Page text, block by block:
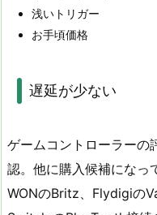
浅いトリガー
お手頃価格
遅延が少ない
ゲームコントローラーの
認。他に購入候補になっ
WONのBritz、Flydigiの